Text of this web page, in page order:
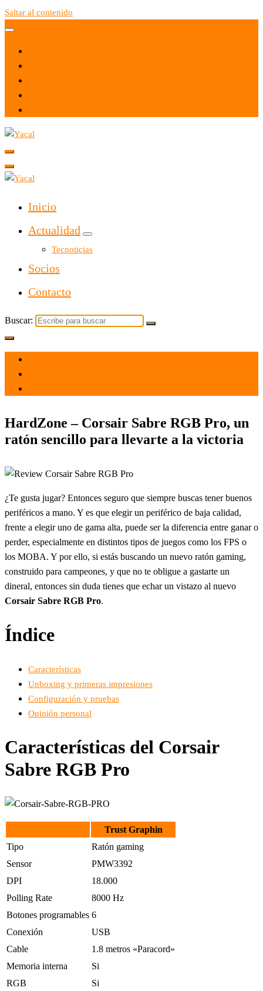
Saltar al contenido
Yacal micro hosting
Inicio
Actualidad
Tecnoticias
Socios
Contacto
Buscar:
HardZone – Corsair Sabre RGB Pro, un
ratón sencillo para llevarte a la victoria
¿Te gusta jugar? Entonces seguro que siempre buscas tener buenos
periféricos a mano. Y es que elegir un periférico de baja calidad,
frente a elegir uno de gama alta, puede ser la diferencia entre ganar o
perder, especialmente en distintos tipos de juegos como los FPS o
los MOBA. Y por ello, si estás buscando un nuevo ratón gaming,
construido para campeones, y que no te obligue a gastarte un
dineral, entonces sin duda tienes que echar un vistazo al nuevo
Corsair Sabre RGB Pro.
Índice
Características
Unboxing y primeras impresiones
Configuración y pruebas
Opinión personal
Características del Corsair
Sabre RGB Pro
Trust Graphin
Tipo
Ratón gaming
Sensor
PMW3392
DPI
18.000
Polling Rate
8000 Hz
Botones programables 6
Conexión
USB
Cable
1.8 metros «Paracord»
Memoria interna
Si
RGB
Si